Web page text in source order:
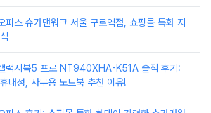
피스 슈가맨워크 서울 구로역점, 쇼핑몰 특화 지
럭시북5 프로 NT940XHA-K51A 솔직 후기:
대성, 사무용 노트북 추천 이유!